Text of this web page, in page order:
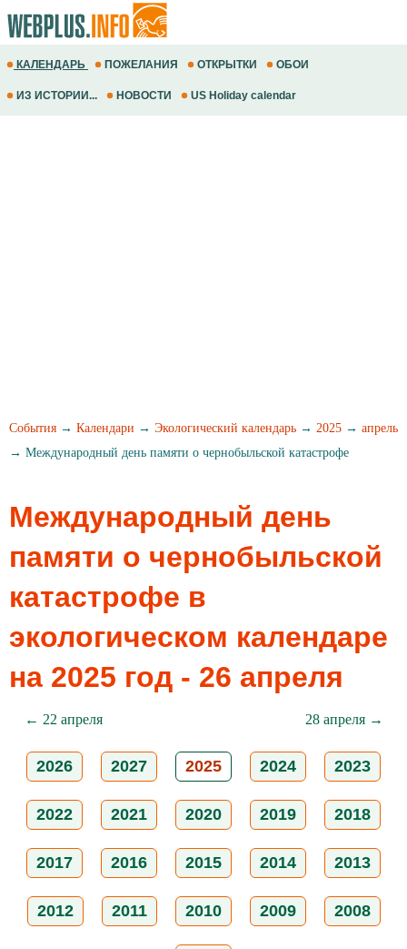
КАЛЕНДАРЬ ПОЖЕЛАНИЯ ОТКРЫТКИ ОБОИ
ИЗ ИСТОРИИ... НОВОСТИ US Holiday calendar
События → Календари → Экологический календарь → 2025 → апрель
→ Международный день памяти о чернобыльской катастрофе
Международный день
памяти о чернобыльской
катастрофе в
экологическом календаре
на 2025 год - 26 апреля
← 22 апреля 28 апреля →
2026 2027 2025 2024 2023
2022 2021 2020 2019 2018
2017 2016 2015 2014 2013
2012 2011 2010 2009 2008